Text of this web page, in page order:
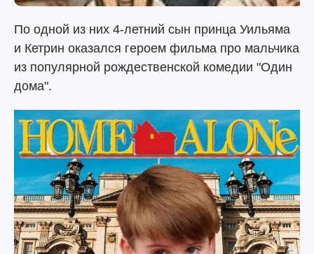
По одной из них 4-летний сын принца Уильяма
и Кетрин оказался героем фильма про мальчика
из популярной рождественской комедии "Один
дома".